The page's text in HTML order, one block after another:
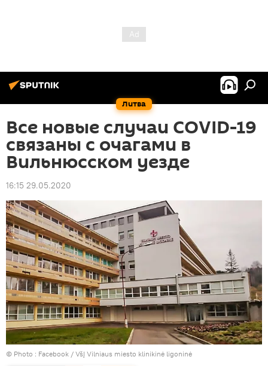
Литва
Все новые случаи COVID-19
связаны с очагами в
Вильнюсском уезде
16:15 29.05.2020
© Photo : Facebook / VšĮ Vilniaus miesto klinikinė ligoninė